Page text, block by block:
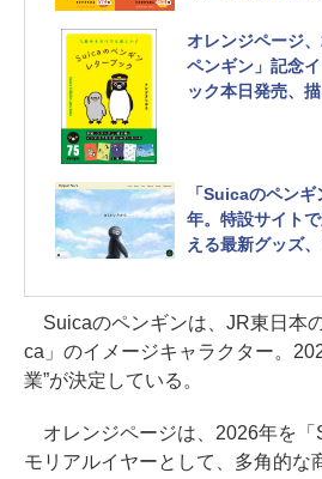
オレンジページ
ペンギン」記念
ック本日発売、
「Suicaのペン
年。特設サイト
える最新グッズ
Suicaのペンギンは、JR東日本
ca」のイメージキャラクター。
業”が決定している。
オレンジページは、2026年を「
モリアルイヤーとして、多角的な